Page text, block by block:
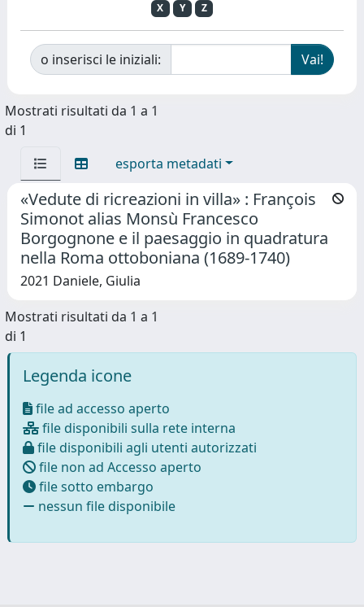
X
Y Z
o inserisci le iniziali:
Mostrati risultati da 1 a 1
di 1
esporta metadati
«Vedute di ricreazioni in villa» : François
Simonot alias Monsù Francesco
Borgognone e il paesaggio in quadratura
nella Roma ottoboniana (1689-1740)
2021 Daniele, Giulia
Mostrati risultati da 1 a 1
di 1
Legenda icone
file ad accesso aperto
file disponibili sulla rete interna
file disponibili agli utenti autorizzati
file non ad Accesso aperto
file sotto embargo
nessun file disponibile